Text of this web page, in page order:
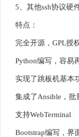
5、其他ssh协议硬
特点：
完全开源，GPL授
Python编写，容易
实现了跳板机基本
集成了Ansible，批
支持WebTerminal
Bootstrap编写，界